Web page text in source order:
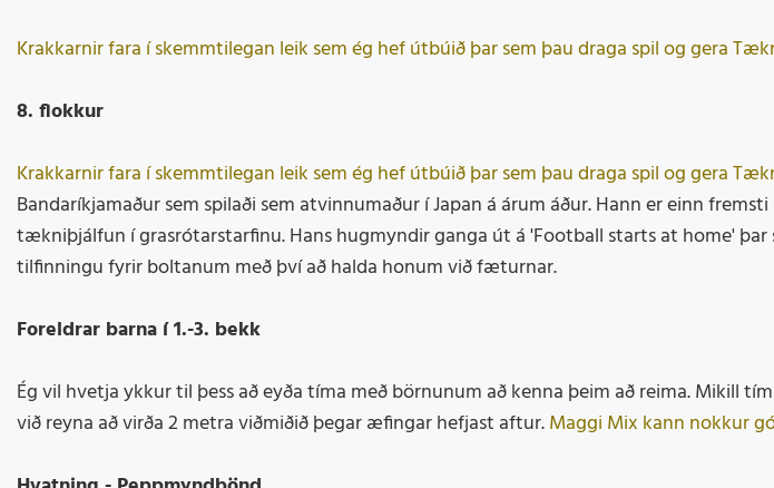
Krakkarnir fara í skemmtilegan leik sem ég hef útbúið þar sem þau draga spil og gera
8. flokkur
Krakkarnir fara í skemmtilegan leik sem ég hef útbúið þar sem þau draga spil og gera
Bandaríkjamaður sem spilaði sem atvinnumaður í Japan á árum áður. Hann er einn
tækniþjálfun í grasrótarstarfinu. Hans hugmyndir ganga út á 'Football starts at home'
tilfinningu fyrir boltanum með því að halda honum við fæturnar.
Foreldrar barna í 1.-3. bekk
Ég vil hvetja ykkur til þess að eyða tíma með börnunum að kenna þeim að reima. Mikill
við reyna að virða 2 metra viðmiðið þegar æfingar hefjast aftur.Maggi Mix kann nokkur